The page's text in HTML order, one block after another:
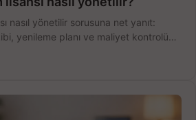
nasıl yönetilir sorusuna net yanıt:
yenileme planı ve maliyet kontrolü